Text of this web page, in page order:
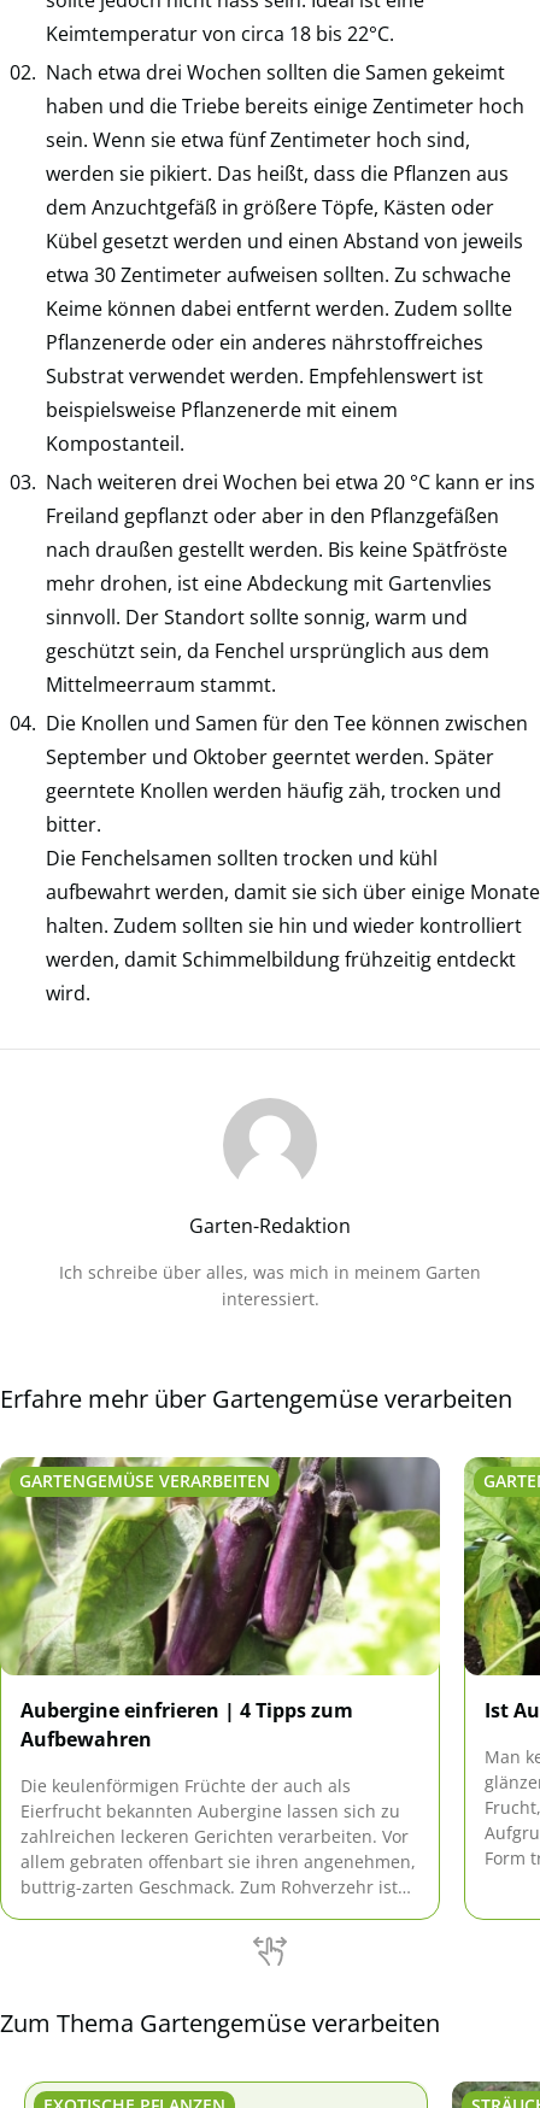
Keimtemperatur von circa 18 bis 22°C.
Nach etwa drei Wochen sollten die Samen gekeimt
haben und die Triebe bereits einige Zentimeter hoch
sein. Wenn sie etwa fünf Zentimeter hoch sind,
werden sie pikiert. Das heißt, dass die Pflanzen aus
dem Anzuchtgefäß in größere Töpfe, Kästen oder
Kübel gesetzt werden und einen Abstand von jeweils
etwa 30 Zentimeter aufweisen sollten. Zu schwache
Keime können dabei entfernt werden. Zudem sollte
Pflanzenerde oder ein anderes nährstoffreiches
Substrat verwendet werden. Empfehlenswert ist
beispielsweise Pflanzenerde mit einem
Kompostanteil.
Nach weiteren drei Wochen bei etwa 20 °C kann er ins
Freiland gepflanzt oder aber in den Pflanzgefäßen
nach draußen gestellt werden. Bis keine Spätfröste
mehr drohen, ist eine Abdeckung mit Gartenvlies
sinnvoll. Der Standort sollte sonnig, warm und
geschützt sein, da Fenchel ursprünglich aus dem
Mittelmeerraum stammt.
Die Knollen und Samen für den Tee können zwischen
September und Oktober geerntet werden. Später
geerntete Knollen werden häufig zäh, trocken und
bitter.
Die Fenchelsamen sollten trocken und kühl
aufbewahrt werden, damit sie sich über einige Monate
halten. Zudem sollten sie hin und wieder kontrolliert
werden, damit Schimmelbildung frühzeitig entdeckt
wird.
Garten-Redaktion
Ich schreibe über alles, was mich in meinem Garten
interessiert.
Erfahre mehr über Gartengemüse verarbeiten
GARTENGEMÜSE VERARBEITEN
Aubergine einfrieren | 4 Tipps zum
Aufbewahren
Die keulenförmigen Früchte der auch als
Eierfrucht bekannten Aubergine lassen sich zu
zahlreichen leckeren Gerichten verarbeiten. Vor
allem gebraten offenbart sie ihren angenehmen,
buttrig-zarten Geschmack. Zum Rohverzehr ist
Zustand nur begrenzt haltbar.
Ist
Man
Form
Zum Thema Gartengemüse verarbeiten